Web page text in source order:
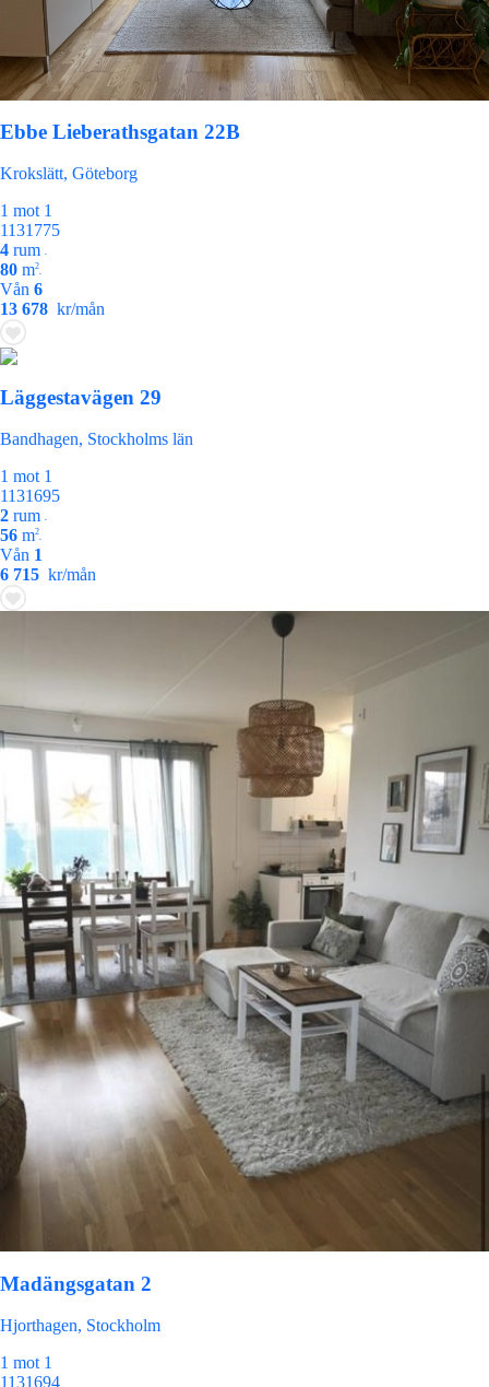
Ebbe Lieberathsgatan 22B
Krokslätt, Göteborg
1 mot 1
1131775
4 rum •
80 m2
•
Vån 6
13 678 kr/mån
Läggestavägen 29
Bandhagen, Stockholms län
1 mot 1
1131695
2 rum •
56 m2
•
Vån 1
6 715 kr/mån
Madängsgatan 2
Hjorthagen, Stockholm
1 mot 1
1131694